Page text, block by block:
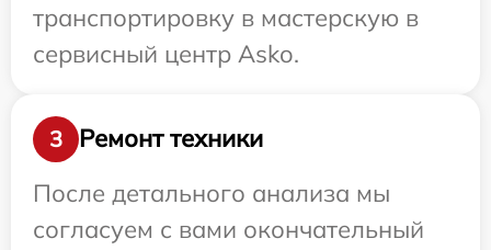
транспортировку в мастерскую в
сервисный центр Asko.
3
Ремонт техники
После детального анализа мы
согласуем с вами окончательный